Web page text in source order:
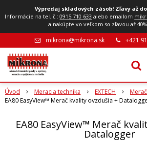
Výpredaj skladových zásob! Zľavy až do
Informácie na tel. č.:0915 710 633 alebo emailom
a nakúpte vo veľkom so zľavou až 40%
mikrona@mikrona.sk +421
Úvod Meracia technika EXTECH
EA80 EasyView™ Merač kvality ovzdušia +
EA80 EasyView™ Merač
Datalogger